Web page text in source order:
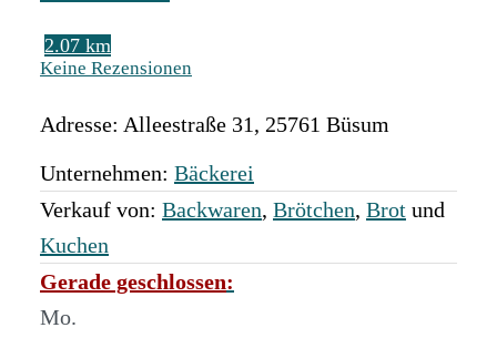
2.07 km
Keine Rezensionen
Adresse: Alleestraße 31, 25761 Büsum
Unternehmen: Bäckerei
Verkauf von: Backwaren, Brötchen, Brot und
Kuchen
Gerade geschlossen:
Mo.